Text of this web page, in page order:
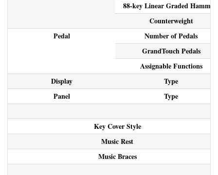
88-key Linear Graded
Counterweight
Pedal
Number of Pedals
GrandTouch Pedals
Assignable Functions
Display
Type
Panel
Type
Key Cover Style
Music Rest
Music Braces